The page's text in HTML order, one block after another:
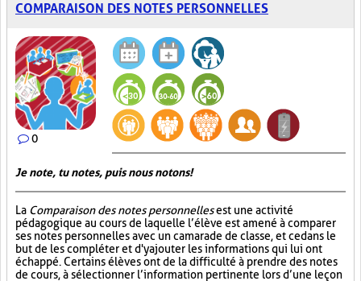
COMPARAISON DES NOTES PERSONNELLES
0
Je note, tu notes, puis nous notons!
La Comparaison des notes personnellesest une activité
pédagogique au cours de laquelle l’élève est amené à comparer
ses notes personnelles avec un camarade de classe, et ce dans le
but de les compléter et d'y ajouter les informations qui lui ont
échappé. Certains élèves ont de la difficulté à prendre des notes
de cours, à sélectionner l’information pertinente lors d’une leçon